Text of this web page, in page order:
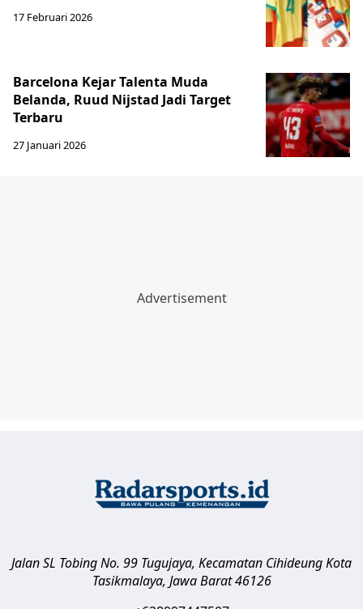
17 Februari 2026
Barcelona Kejar Talenta Muda
Belanda, Ruud Nijstad Jadi Target
Terbaru
27 Januari 2026
Jalan SL Tobing No. 99 Tugujaya, Kecamatan CihideungKota
Tasikmalaya, Jawa Barat 46126